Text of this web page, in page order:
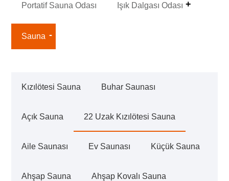
Portatif Sauna Odası Işık Dalgası Odası
Sauna
Kızılötesi Sauna Buhar Saunası
Açık Sauna 22 Uzak Kızılötesi Sauna
Aile Saunası Ev Saunası Küçük Sauna
Ahşap Sauna Ahşap Kovalı Sauna